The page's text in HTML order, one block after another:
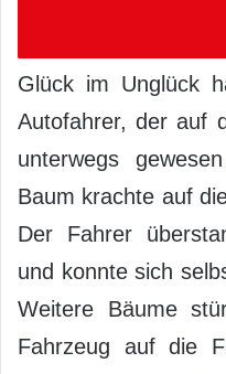
Glück im Unglück
Autofahrer, der auf
unterwegs
Baum krachte auf
Der Fahrer
und konnte sich
Weitere Bäume
Fahrzeug auf die